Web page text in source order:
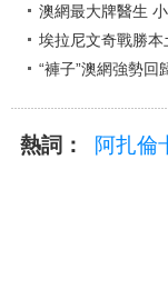
澳網最大牌醫生
埃拉尼文奇戰勝
“褲子”澳網強勢回
熱詞： 阿扎倫